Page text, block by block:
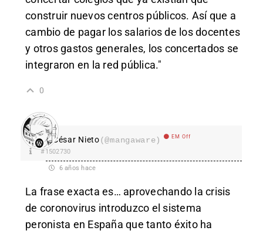
construir nuevos centros públicos. Así que a
cambio de pagar los salarios de los docentes
y otros gastos generales, los concertados se
integraron en la red pública."
0
César Nieto(@mangaware) EM Off
#1502730
6 años hace
La frase exacta es… aprovechando la crisis
de coronovirus introduzco el sistema
peronista en España que tanto éxito ha